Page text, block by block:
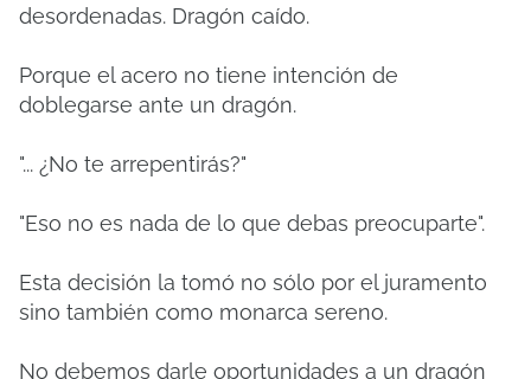
desordenadas. Dragón caído.
Porque el acero no tiene intención de
doblegarse ante un dragón.
"... ¿No te arrepentirás?"
"Eso no es nada de lo que debas preocuparte".
Esta decisión la tomó no sólo por el juramento
sino también como monarca sereno.
No debemos darle oportunidades a un dragón